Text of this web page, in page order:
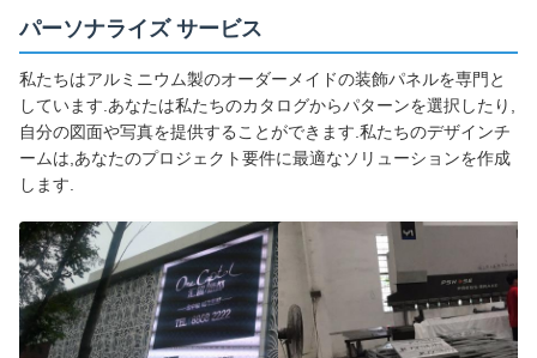
パーソナライズ サービス
私たちはアルミニウム製のオーダーメイドの装飾パネルを専門と
しています.あなたは私たちのカタログからパターンを選択したり,
自分の図面や写真を提供することができます.私たちのデザインチ
ームは,あなたのプロジェクト要件に最適なソリューションを作成
します.